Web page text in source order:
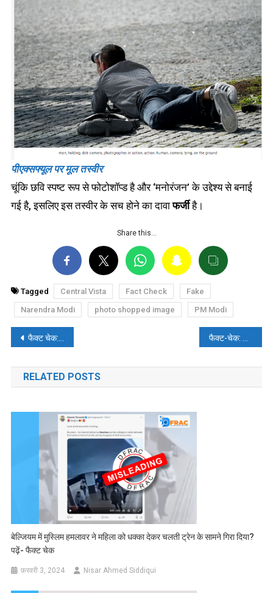
पीएक्सफ्यूल पर मूल तस्वीर
चूंकि छवि स्पष्ट रूप से फोटोशॉप्ड है और ‘मनोरंजन’ के उद्देश्य से बनाई
गई है, इसलिए इस तस्वीर के सच होने का दावाफर्जीहै।
Share this…
Tagged Central Vista Fact Check
Fake
Narendra Modi
photo shopped image PM Modi
पोस्ट
नेविगेशन
फैक्ट चेक: क्या लोकप्रिय श्रीलंकाई गायक को भारत के सांस्कृतिक राजदूत के रूप में नियुक्त किया गया है?
RELATED POSTS
बेल्जियम में मुस्लिम हमलावर ने महिला को धक्का देकर चलती ट्रेन के सामने गिरा दिया?
पढ़ें- फैक्ट चेक
फ़रवरी 3, 2024 Nisar Ahmed Siddiqui